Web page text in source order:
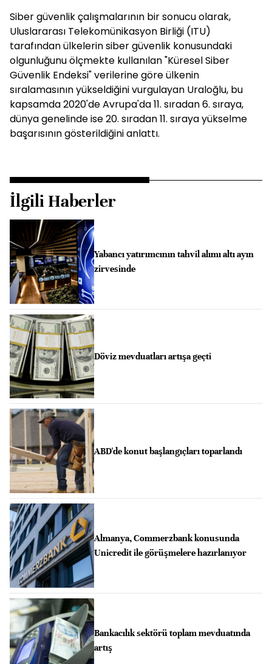
Siber güvenlik çalışmalarının bir sonucu olarak,
Uluslararası Telekomünikasyon Birliği (ITU)
tarafından ülkelerin siber güvenlik konusundaki
olgunluğunu ölçmekte kullanılan "Küresel Siber
Güvenlik Endeksi" verilerine göre ülkenin
sıralamasının yükseldiğini vurgulayan Uraloğlu, bu
kapsamda 2020'de Avrupa'da 11. sıradan 6. sıraya,
dünya genelinde ise 20. sıradan 11. sıraya yükselme
başarısının gösterildiğini anlattı.
İlgili Haberler
Yabancı yatırımcının tahvil alımı altı ayın
zirvesinde
Döviz mevduatları artışa geçti
ABD'de konut başlangıçları toparlandı
Almanya, Commerzbank konusunda
Unicredit ile görüşmelere hazırlanıyor
Bankacılık sektörü toplam mevduatında
artış